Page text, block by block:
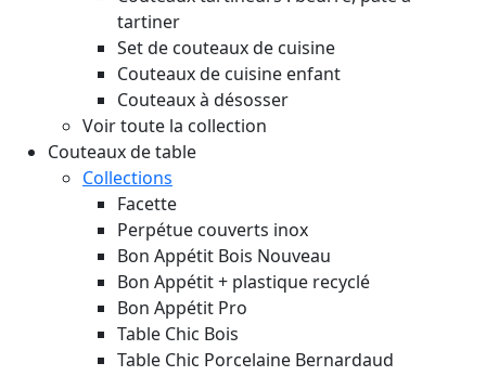
tartiner
Set de couteaux de cuisine
Couteaux de cuisine enfant
Couteaux à désosser
Voir toute la collection
Couteaux de table
Collections
Facette
Perpétue couverts inox
Bon Appétit Bois Nouveau
Bon Appétit + plastique recyclé
Bon Appétit Pro
Table Chic Bois
Table Chic Porcelaine Bernardaud